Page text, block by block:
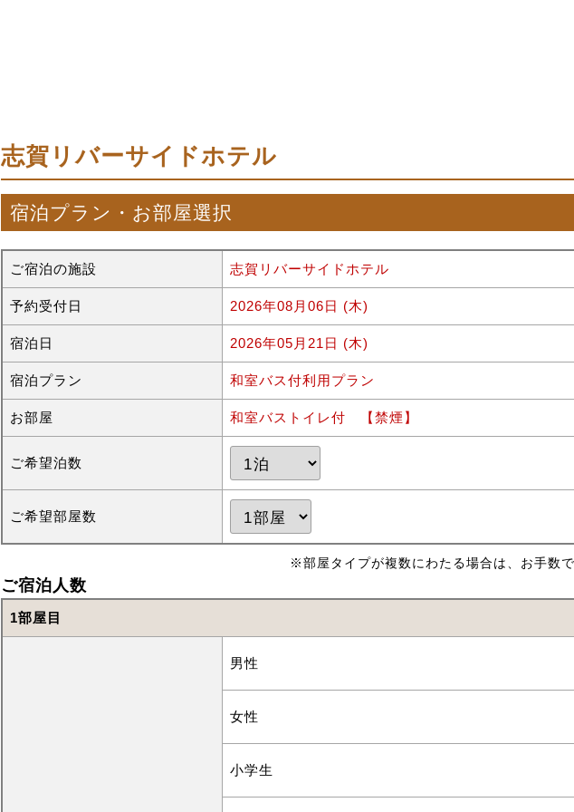
志賀リバーサイドホテル
宿泊プラン・お部屋選択
ご宿泊の施設 志賀リバーサイドホテル
予約受付日 2026年08月06日 (木)
宿泊日 2026年05月21日 (木)
宿泊プラン 和室バス付利用プラン
お部屋 和室バストイレ付 【禁煙】
ご希望泊数
ご希望部屋数
※部屋タイプが複数にわたる場合は、お手数
ご宿泊人数
1部屋目
男性
女性
小学生